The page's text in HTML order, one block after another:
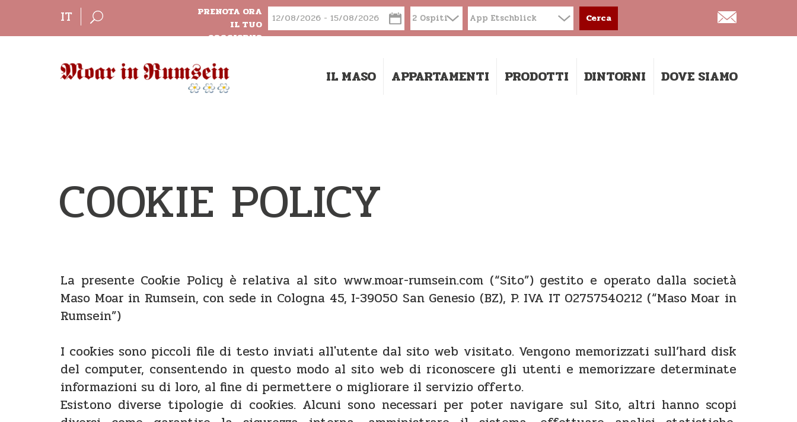
IT
PRENOTA ORA
IL TUO
SOGGIORNO
2 Ospiti App Etschblick Cerca
IL MASO APPARTAMENTI PRODOTTI DINTORNI DOVE SIAMO
COOKIE POLICY
La presente Cookie Policy è relativa al sito www.moar-rumsein.com (“Sito”) gestito e operato dalla società
Maso Moar in Rumsein, con sede in Cologna 45, I-39050 San Genesio (BZ), P. IVA IT 02757540212 (“Maso Moar in
Rumsein”)
I cookies sono piccoli file di testo inviati all'utente dal sito web visitato. Vengono memorizzati sull’hard disk
del computer, consentendo in questo modo al sito web di riconoscere gli utenti e memorizzare determinate
informazioni su di loro, al fine di permettere o migliorare il servizio offerto.
Esistono diverse tipologie di cookies. Alcuni sono necessari per poter navigare sul Sito, altri hanno scopi